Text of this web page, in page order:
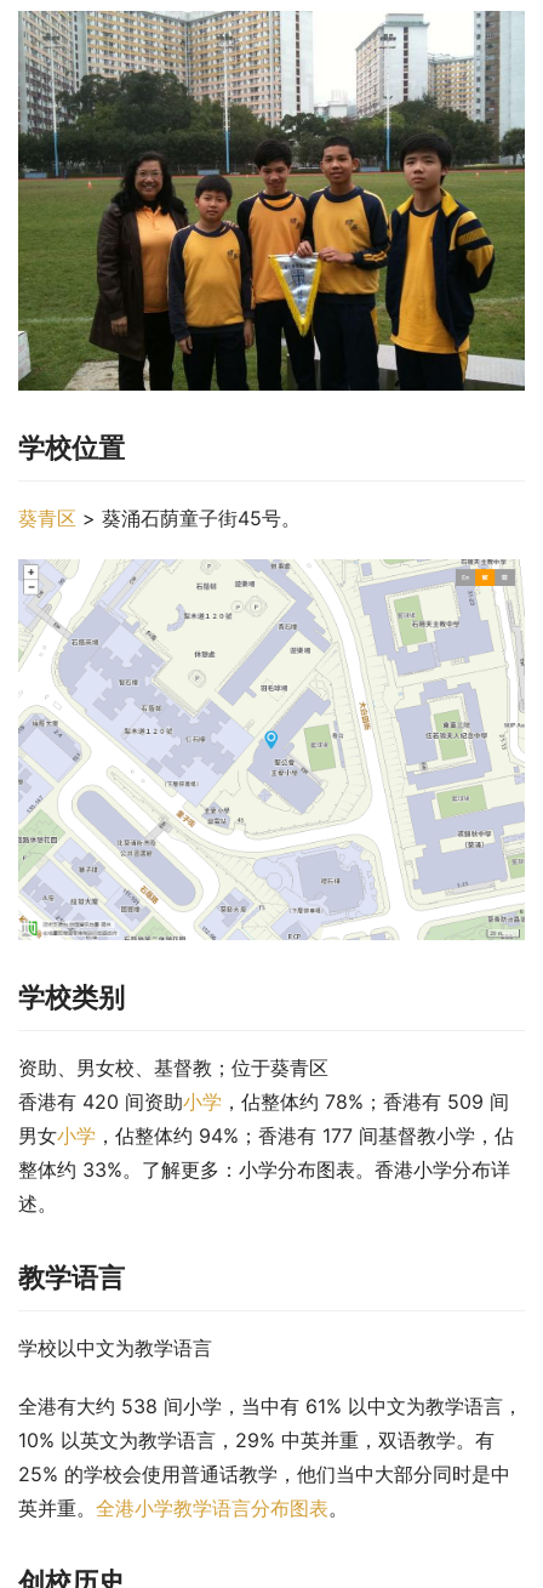
学校位置
葵青区 > 葵涌石荫童子街45号。
学校类别
资助、男女校、基督教；位于葵青区
香港有 420 间资助小学 ，佔整体约 78%；香港有 509 间
男女小学 ，佔整体约 94%；香港有 177 间基督教小学，佔
整体约 33%。了解更多：小学分布图表。香港小学分布详
述。
教学语言
学校以中文为教学语言
全港有大约 538 间小学，当中有 61% 以中文为教学语言，
10% 以英文为教学语言，29% 中英并重，双语教学。有
25% 的学校会使用普通话教学，他们当中大部分同时是中
英并重。 全港小学教学语言分布图表。